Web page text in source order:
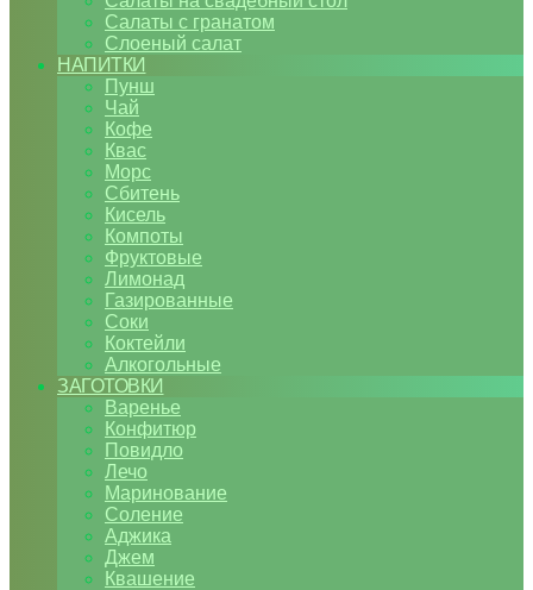
Салаты с гранатом
Слоеный салат
НАПИТКИ
Пунш
Чай
Кофе
Квас
Морс
Сбитень
Кисель
Компоты
Фруктовые
Лимонад
Газированные
Соки
Коктейли
Алкогольные
ЗАГОТОВКИ
Варенье
Конфитюр
Повидло
Лечо
Маринование
Соление
Аджика
Джем
Квашение